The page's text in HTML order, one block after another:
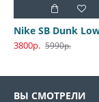
3800р. 5990р.
ВЫ СМОТРЕЛИ